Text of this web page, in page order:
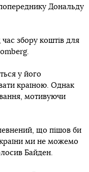
Дональду
збору коштів для
у його
країною. Однак
мотивуючи
що пішов би
ми не можемо
Байден.